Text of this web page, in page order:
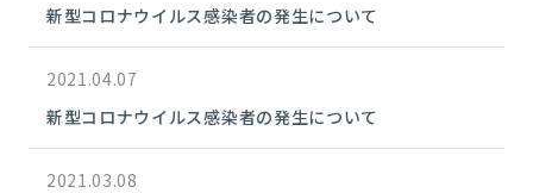
新型コロナウイルス感染者の発生について
2021.04.07
新型コロナウイルス感染者の発生について
2021.03.08